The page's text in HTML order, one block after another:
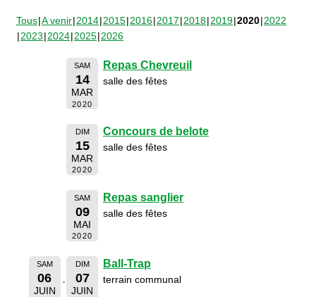
Tous A venir 2014 2015 2016 2017 2018 2019 2020 2022
2023 2024 2025 2026
SAM
14
MAR
2020
Repas Chevreuil
salle des fêtes
DIM
15
MAR
2020
Concours de belote
salle des fêtes
SAM
09
MAI
2020
Repas sanglier
salle des fêtes
SAM
06
JUIN
DIM
07
JUIN
Ball-Trap
terrain communal